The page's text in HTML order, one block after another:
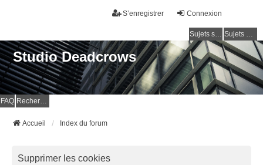
Connexion
S’enregistrer
Sujets sans réponse Sujets actifs
Studio Deadcrows
FAQ Rechercher
Accueil Index du forum
Supprimer les cookies